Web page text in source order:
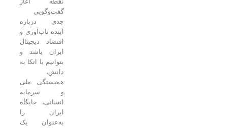
جدی درباره
آینده تاب‌آوری و
اقتصاد دیجیتال
ایران باشد و
بتوانیم با اتکا به
همبستگی ملی
و سرمایه
انسانی، جایگاه
ایران را
به‌عنوان یک